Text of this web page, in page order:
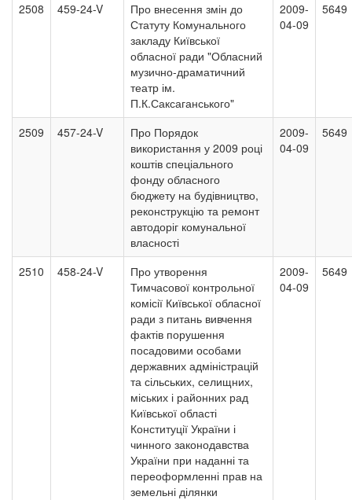
2508 459-24-V
Про внесення змін до
Статуту Комунального
закладу Київської
обласної ради "Обласний
музично-драматичний
театр ім.
П.К.Саксаганського"
2009-
04-09
5649
2509 457-24-V
Про Порядок
використання у 2009 році
коштів спеціального
фонду обласного
бюджету на будівництво,
реконструкцію та ремонт
автодоріг комунальної
власності
2009-
04-09
5649
2510 458-24-V
Про утворення
Тимчасової контрольної
комісії Київської обласної
ради з питань вивчення
фактів порушення
посадовими особами
державних адміністрацій
та сільських, селищних,
міських і районних рад
Київської області
Конституції України і
чинного законодавства
України при наданні та
переоформленні прав на
земельні ділянки
2009-
04-09
5649